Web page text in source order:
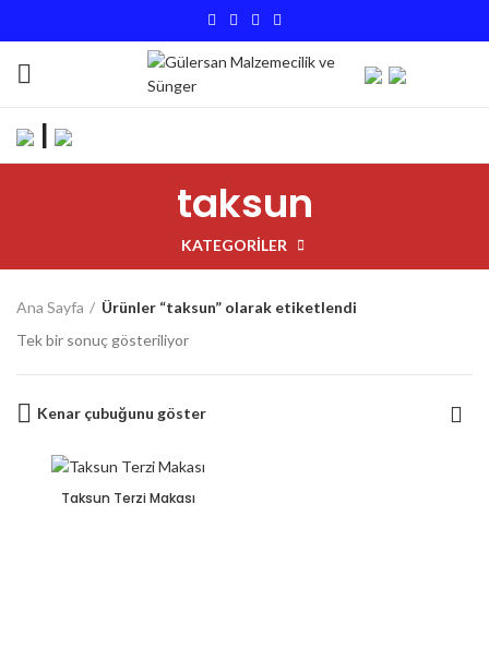
|
taksun
KATEGORILER
Ana Sayfa
Ürünler “taksun” olarak etiketlendi
Tek bir sonuç gösteriliyor
Kenar çubuğunu göster
Taksun Terzi Makası